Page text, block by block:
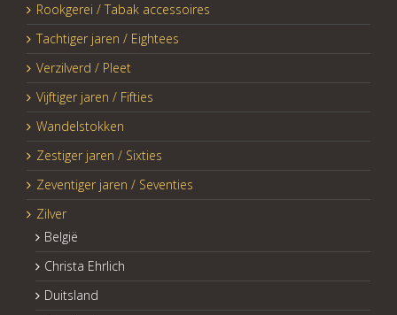
Rookgerei / Tabak accessoires
Tachtiger jaren / Eightees
Verzilverd / Pleet
Vijftiger jaren / Fifties
Wandelstokken
Zestiger jaren / Sixties
Zeventiger jaren / Seventies
Zilver
België
Christa Ehrlich
Duitsland